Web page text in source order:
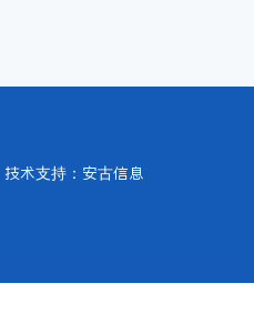
技术支持： 安古信息